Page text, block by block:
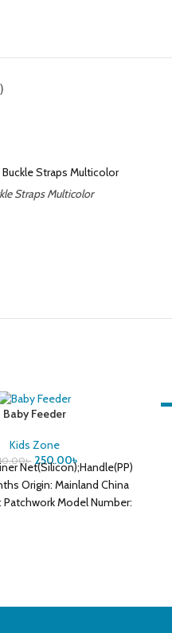
Straps Multicolor
Baby Feeder
Kids Zone
৳ 250.00৳
Net(Silicon);Handle(PP)
Origin: Mainland China
Patchwork Model Number: